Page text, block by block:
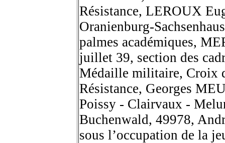
Résistance, LEROUX
Oranienburg-
palmes académiques,
juillet 39, section des
Médaille militaire, Croix
Résistance, Georges
Poissy - Clairvaux -
Buchenwald, 49978,
sous l’occupation de la